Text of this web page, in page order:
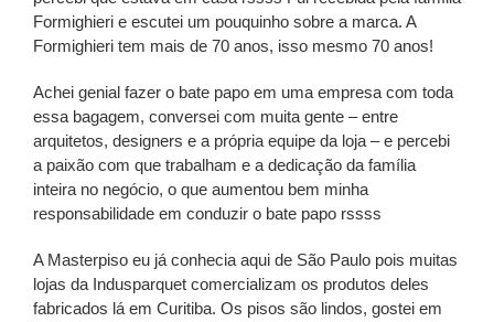
Formighieri e escutei um pouquinho sobre a marca. A
Formighieri tem mais de 70 anos, isso mesmo 70 anos!
Achei genial fazer o bate papo em uma empresa com toda
essa bagagem, conversei com muita gente – entre
arquitetos, designers e a própria equipe da loja – e percebi
a paixão com que trabalham e a dedicação da família
inteira no negócio, o que aumentou bem minha
responsabilidade em conduzir o bate papo rssss
A Masterpiso eu já conhecia aqui de São Paulo pois muitas
lojas da Indusparquet comercializam os produtos deles
fabricados lá em Curitiba. Os pisos são lindos, gostei em